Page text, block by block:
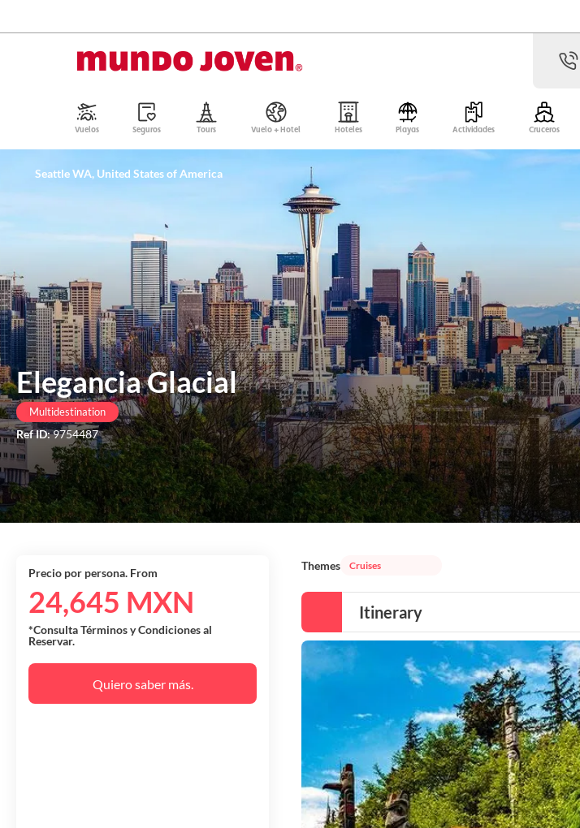
Vuelos Seguros Tours Vuelo + Hotel Hoteles Playas Actividades Cruceros
Elegancia Glacial
Multidestination
Ref ID:9754487
Seattle WA, United States of America
Themes Cruises
Itinerary
Precio por persona. From
24,645 MXN
*Consulta Términos y Condiciones al
Reservar.
Quiero saber más.